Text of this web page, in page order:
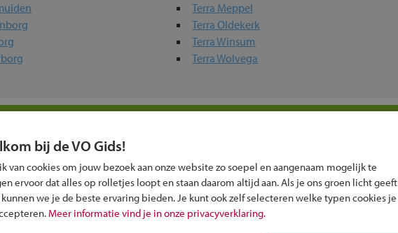
Terra Meppel
Terra Oldekerk
Terra Winsum
Terra Wolvega
in jouw regio
past bij jou?
bij de VO Gids!
van cookies om jouw bezoek aan onze website zo soepel en aangenaam mogelijk te
ervoor dat alles op rolletjes loopt en staan daarom altijd aan. Als je ons groen licht geeft
we je de beste ervaring bieden. Je kunt ook zelf selecteren welke typen cookies je
Meer informatie vind je in onze privacyverklaring.